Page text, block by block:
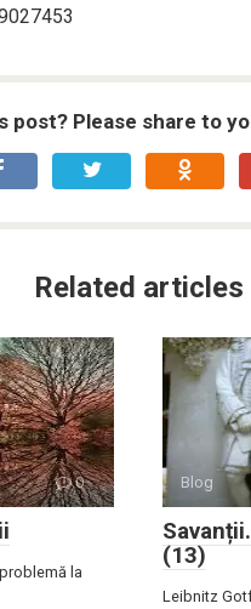
post? Please share to
Related articles
0
la
Blog
(13)
Leibnitz